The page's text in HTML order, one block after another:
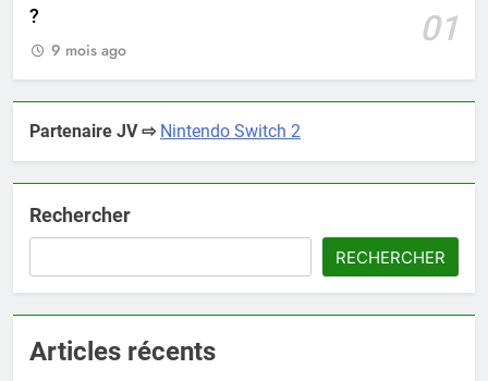
?
01
9 mois ago
Partenaire JV ⇨ Nintendo Switch 2
Rechercher
RECHERCHER
Articles récents